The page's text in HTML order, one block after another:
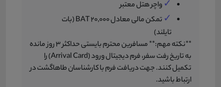
✓ واچر هتل معتبر
✓
تمکن مالی معادل 20,000 BAT (بات
تایلند)
**نکته مهم:** مسافرین محترم بایستی حداکثر 3 روز مانده
به تاریخ رفت سفر، فرم دیجیتال ورود (Arrival Card) را
تکمیل کنند. جهت دریافت فرم با کارشناسان طاهاگشت در
ارتباط باشید.